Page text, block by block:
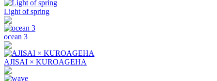
Light of spring
ocean 3
AJISAI × KUROAGEHA